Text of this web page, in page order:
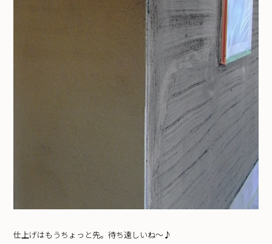
仕上げはもうちょっと先。待ち遠しいね～♪